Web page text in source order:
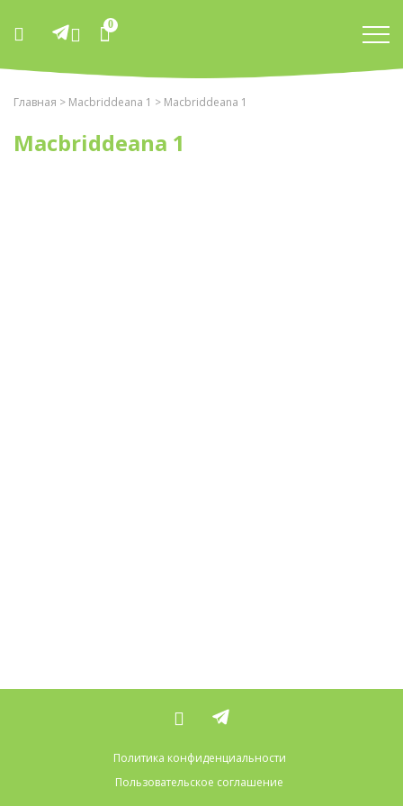
0
Главная > Macbriddeana 1 > Macbriddeana 1
Macbriddeana 1
Политика конфиденциальности
Пользовательское соглашение